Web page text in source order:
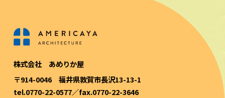
株式会社 あめりか屋
〒914-0046 福井県敦賀市長沢13-13-1
tel.0770-22-0577／fax.0770-22-3646